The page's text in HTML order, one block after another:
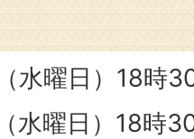
水曜日）18時
水曜日）18時